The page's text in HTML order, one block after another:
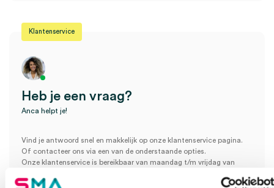
Klantenservice
Heb je een vraag?
Anca helpt je!
Vind je antwoord snel en makkelijk op onze klantenservice pagina.
Of contacteer ons via een van de onderstaande opties.
Onze klantenservice is bereikbaar van maandag t/m vrijdag van